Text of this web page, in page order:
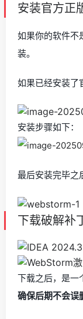
安装官方正
如果你的软件不
装。
如果已经安装了
安装步骤如下：
最后安装完毕之
下载破解补
下载之后，是一
确保后期不会误